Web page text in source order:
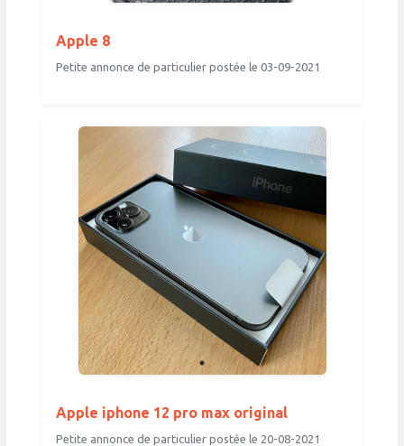
Apple 8
Petite annonce de particulier postée le 03-09-2021
Apple iphone 12 pro max original
Petite annonce de particulier postée le 20-08-2021